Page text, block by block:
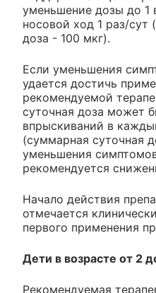
уменьшение дозы до 1
носовой ход 1 раз/сут
доза - 100 мкг).
Если уменьшения
удается достичь
рекомендуемой
суточная доза может
впрыскиваний в
(суммарная суточная
уменьшения
рекомендуется
Начало действия
отмечается
первого применения
Дети в возрасте от 2
Рекомендуемая